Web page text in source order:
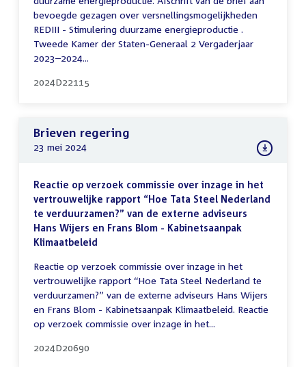
bevoegde gezagen over versnellingsmogelijkheden
REDIII - Stimulering duurzame energieproductie .
Tweede Kamer der Staten-Generaal 2 Vergaderjaar
2023–2024...
2024D22115
Brieven regering
23 mei 2024
Reactie op verzoek commissie over inzage in het
vertrouwelijke rapport “Hoe Tata Steel Nederland
te verduurzamen?” van de externe adviseurs
Hans Wijers en Frans Blom - Kabinetsaanpak
Klimaatbeleid
Reactie op verzoek commissie over inzage in het
vertrouwelijke rapport “Hoe Tata Steel Nederland te
verduurzamen?” van de externe adviseurs Hans Wijers
en Frans Blom - Kabinetsaanpak Klimaatbeleid. Reactie
op verzoek commissie over inzage in het...
2024D20690